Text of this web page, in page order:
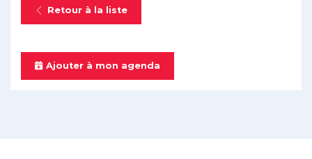
Retour à la liste
Ajouter à mon agenda